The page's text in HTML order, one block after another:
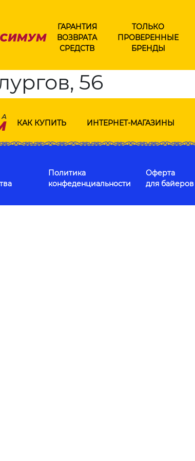
ГАРАНТИЯ
ВОЗВРАТА
СРЕДСТВ
ТОЛЬКО
ПРОВЕРЕННЫЕ
БРЕНДЫ
56
КАК КУПИТЬ ИНТЕРНЕТ-МАГАЗИНЫ
Политика
конфеденциальности
Оферта
для байеров